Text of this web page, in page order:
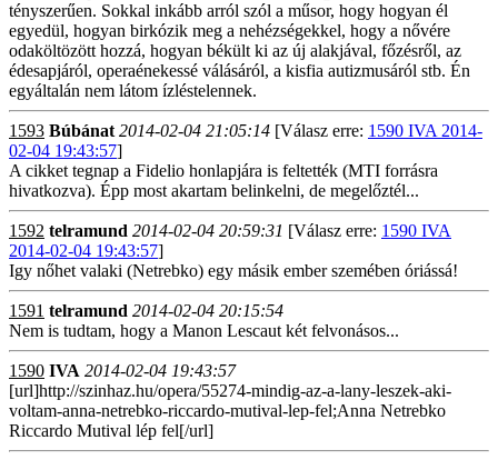
tényszerűen. Sokkal inkább arról szól a műsor, hogy hogyan él
egyedül, hogyan birkózik meg a nehézségekkel, hogy a nővére
odaköltözött hozzá, hogyan békült ki az új alakjával, főzésről, az
édesapjáról, operaénekessé válásáról, a kisfia autizmusáról stb. Én
egyáltalán nem látom ízléstelennek.
1593 Búbánat 2014-02-04 21:05:14 [Válasz erre: 1590 IVA 2014-
02-04 19:43:57]
A cikket tegnap a Fidelio honlapjára is feltették (MTI forrásra
hivatkozva). Épp most akartam belinkelni, de megelőztél...
1592 telramund 2014-02-04 20:59:31 [Válasz erre: 1590 IVA
2014-02-04 19:43:57]
Igy nőhet valaki (Netrebko) egy másik ember szemében óriássá!
1591 telramund 2014-02-04 20:15:54
Nem is tudtam, hogy a Manon Lescaut két felvonásos...
1590 IVA 2014-02-04 19:43:57
[url]http://szinhaz.hu/opera/55274-mindig-az-a-lany-leszek-aki-
voltam-anna-netrebko-riccardo-mutival-lep-fel;Anna Netrebko
Riccardo Mutival lép fel[/url]